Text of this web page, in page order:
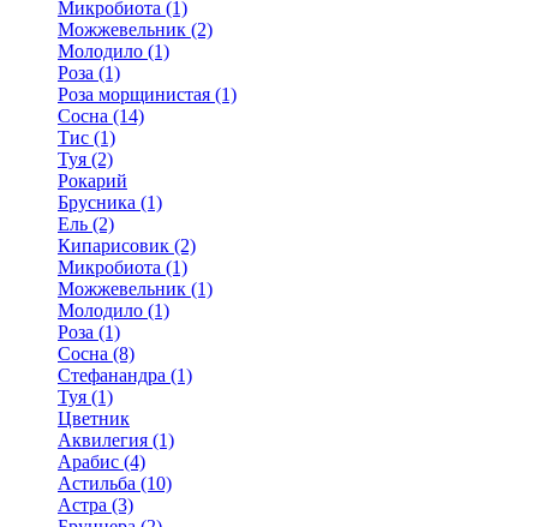
Микробиота (1)
Можжевельник (2)
Молодило (1)
Роза (1)
Роза морщинистая (1)
Сосна (14)
Тис (1)
Туя (2)
Рокарий
Брусника (1)
Ель (2)
Кипарисовик (2)
Микробиота (1)
Можжевельник (1)
Молодило (1)
Роза (1)
Сосна (8)
Стефанандра (1)
Туя (1)
Цветник
Аквилегия (1)
Арабис (4)
Астильба (10)
Астра (3)